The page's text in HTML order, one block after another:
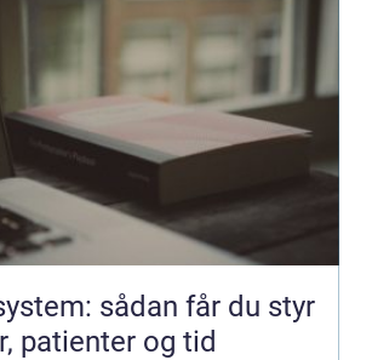
sådan får du styr
patienter og tid